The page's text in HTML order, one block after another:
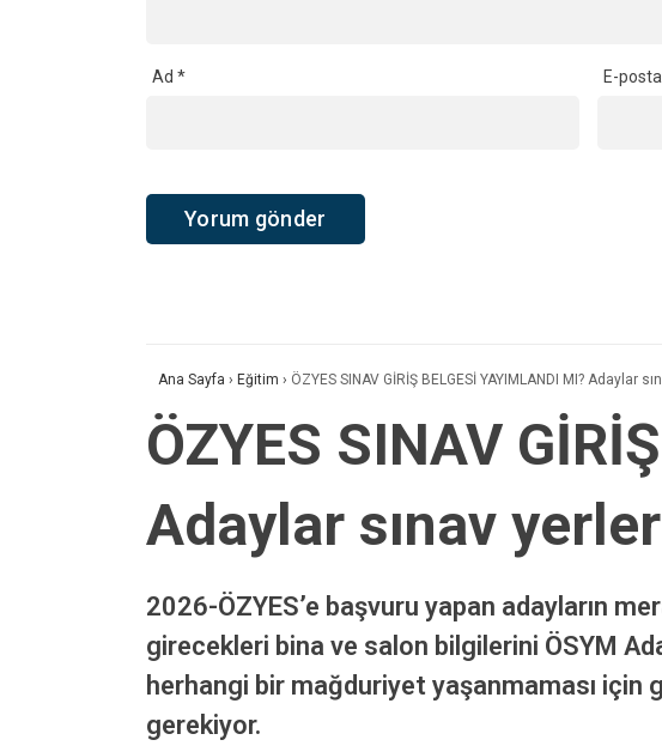
Ad * E-posta
Ana Sayfa › Eğitim › ÖZYES SINAV GİRİŞ BELGESİ YAYIMLANDI MI? Adaylar
ÖZYES SINAV
Adaylar sınav
2026-ÖZYES’e başvuru yapan adayların
girecekleri bina ve salon bilgilerini ÖSYM
herhangi bir mağduriyet yaşanmaması
gerekiyor.